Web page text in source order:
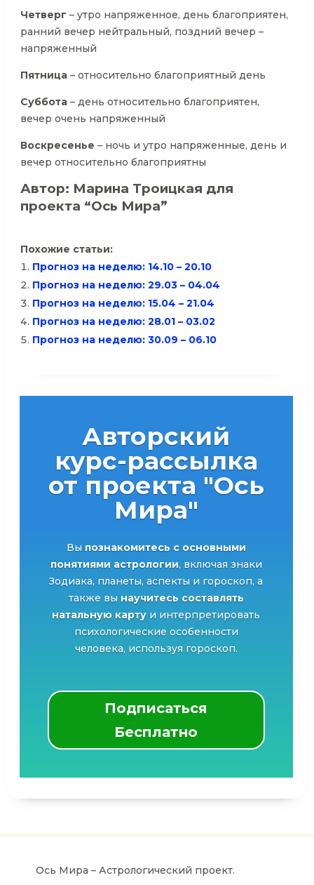
Четверг – утро напряженное, день благоприятен,
ранний вечер нейтральный, поздний вечер –
напряженный
Пятница – относительно благоприятный день
Суббота – день относительно благоприятен,
вечер очень напряженный
Воскресенье – ночь и утро напряженные, день и
вечер относительно благоприятны
Автор: Марина Троицкая для
проекта “Ось Мира”
Похожие статьи:
Прогноз на неделю: 14.10 – 20.10
Прогноз на неделю: 29.03 – 04.04
Прогноз на неделю: 15.04 – 21.04
Прогноз на неделю: 28.01 – 03.02
Прогноз на неделю: 30.09 – 06.10
Авторский
курс-рассылка
от проекта "Ось
Мира"
Вы познакомитесь с основными
понятиями астрологии, включая знаки
Зодиака, планеты, аспекты и гороскоп, а
также вы научитесь составлять
натальную карту и интерпретировать
психологические особенности
человека, используя гороскоп.
Подписаться
Бесплатно
Ось Мира – Астрологический проект.